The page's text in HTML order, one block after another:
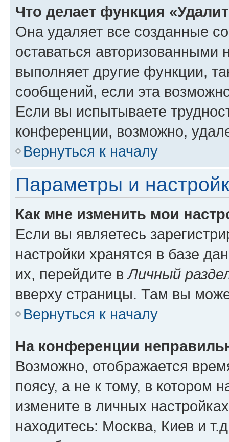
Что делает функция
Она удаляет все созданные
оставаться авторизованными
выполняет другие функции,
сообщений, если эта
Если вы испытываете
конференции, возможно,
Вернуться к началу
Параметры и
Как мне изменить мои
Если вы являетесь
настройки хранятся в базе
их, перейдите вЛичный
вверху страницы. Там вы
Вернуться к началу
На конференции
Возможно, отображается
поясу, а не к тому, в котором
измените в личных
находитесь: Москва, Киев и